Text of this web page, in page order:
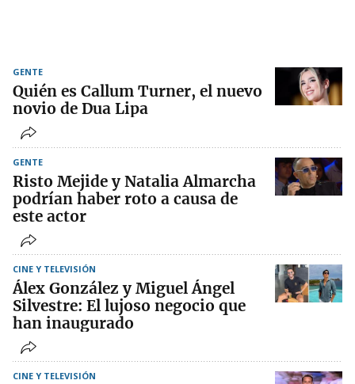
GENTE
Quién es Callum Turner, el nuevo
novio de Dua Lipa
GENTE
Risto Mejide y Natalia Almarcha
podrían haber roto a causa de
este actor
CINE Y TELEVISIÓN
Álex González y Miguel Ángel
Silvestre: El lujoso negocio que
han inaugurado
CINE Y TELEVISIÓN